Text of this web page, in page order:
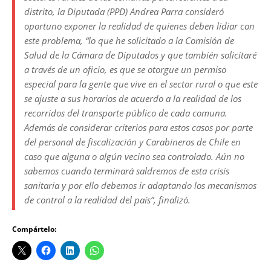
distrito, la Diputada (PPD) Andrea Parra consideró
oportuno exponer la realidad de quienes deben lidiar con
este problema, “lo que he solicitado a la Comisión de
Salud de la Cámara de Diputados y que también solicitaré
a través de un oficio, es que se otorgue un permiso
especial para la gente que vive en el sector rural o que este
se ajuste a sus horarios de acuerdo a la realidad de los
recorridos del transporte público de cada comuna.
Además de considerar criterios para estos casos por parte
del personal de fiscalización y Carabineros de Chile en
caso que alguna o algún vecino sea controlado. Aún no
sabemos cuando terminará saldremos de esta crisis
sanitaria y por ello debemos ir adaptando los mecanismos
de control a la realidad del país”, finalizó.
Compártelo: